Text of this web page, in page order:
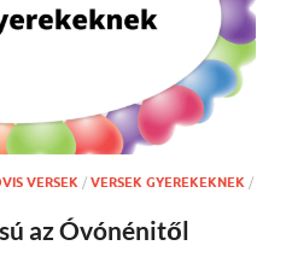
VERSEK / VERSEK GYEREKEKNEK /
az Óvónénitől